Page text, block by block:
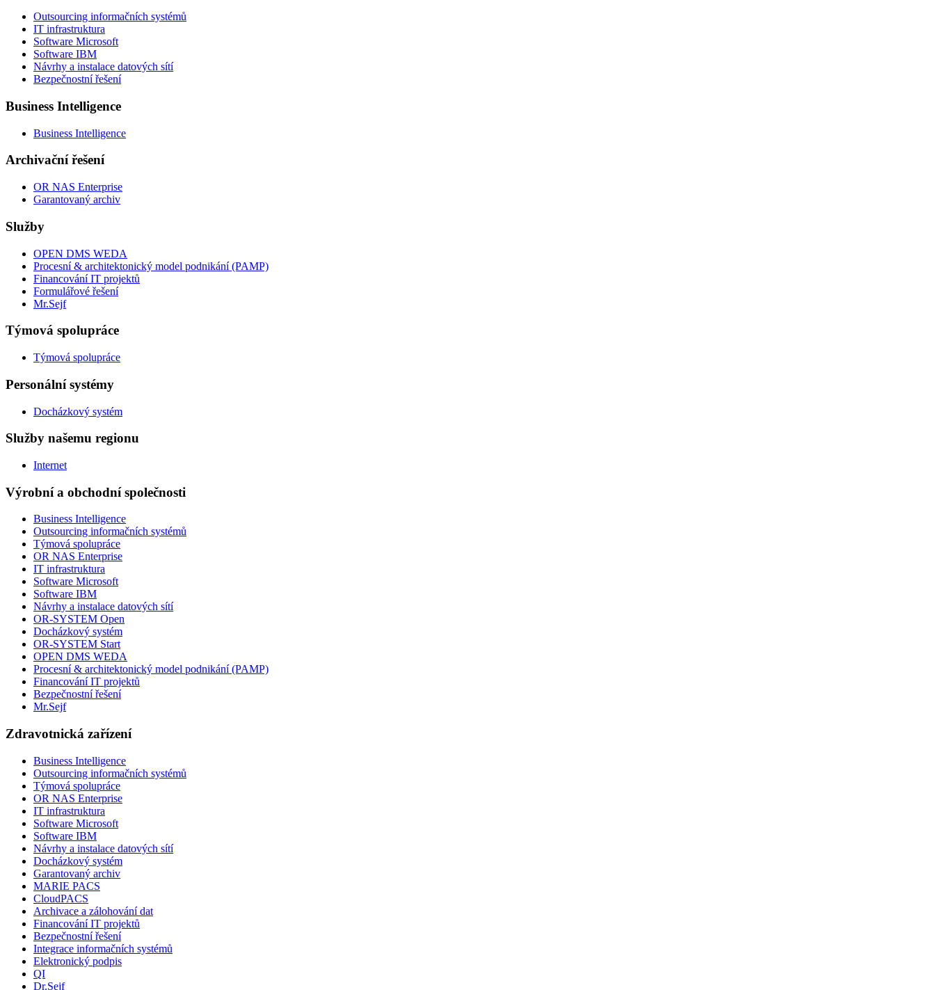
Outsourcing informačních systémů
IT infrastruktura
Software Microsoft
Software IBM
Návrhy a instalace datových sítí
Bezpečnostní řešení
Business Intelligence
Business Intelligence
Archivační řešení
OR NAS Enterprise
Garantovaný archiv
Služby
OPEN DMS WEDA
Procesní & architektonický model podnikání (PAMP)
Financování IT projektů
Formulářové řešení
Mr.Sejf
Týmová spolupráce
Týmová spolupráce
Personální systémy
Docházkový systém
Služby našemu regionu
Internet
Výrobní a obchodní společnosti
Business Intelligence
Outsourcing informačních systémů
Týmová spolupráce
OR NAS Enterprise
IT infrastruktura
Software Microsoft
Software IBM
Návrhy a instalace datových sítí
OR-SYSTEM Open
Docházkový systém
OR-SYSTEM Start
OPEN DMS WEDA
Procesní & architektonický model podnikání (PAMP)
Financování IT projektů
Bezpečnostní řešení
Mr.Sejf
Zdravotnická zařízení
Business Intelligence
Outsourcing informačních systémů
Týmová spolupráce
OR NAS Enterprise
IT infrastruktura
Software Microsoft
Software IBM
Návrhy a instalace datových sítí
Docházkový systém
Garantovaný archiv
MARIE PACS
CloudPACS
Archivace a zálohování dat
Financování IT projektů
Bezpečnostní řešení
Integrace informačních systémů
Elektronický podpis
QI
Dr.Sejf